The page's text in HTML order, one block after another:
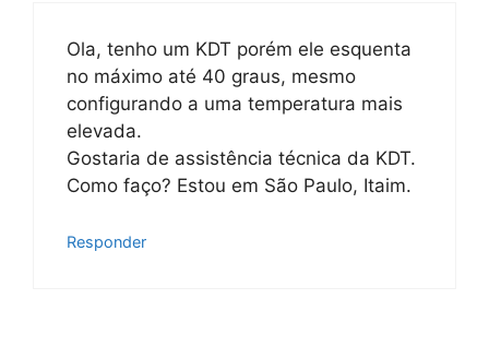
Ola, tenho um KDT porém ele esquenta
no máximo até 40 graus, mesmo
configurando a uma temperatura mais
elevada.
Gostaria de assistência técnica da KDT.
Como faço? Estou em São Paulo, Itaim.
Responder